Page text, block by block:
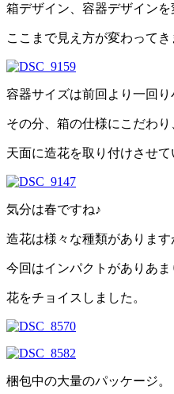
箱デザイン、容器デザイン
ここまで見え方が変わってき
容器サイズは前回より一回り
その分、箱の仕様にこだわり
天面に造花を取り付けさせて
気分は春ですね♪
造花は様々な種類があります
今回はインパクトがありあ
花をチョイスしました。
梱包中の大量のパッケージ。